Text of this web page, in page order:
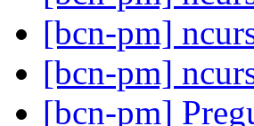
[bcn-pm]
[bcn-pm]
[bcn-pm]